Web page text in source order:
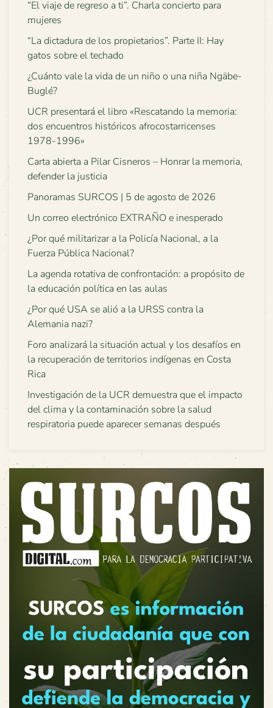
“El viaje de regreso a ti”. Charla concierto para
mujeres
“La dictadura de los propietarios”. Parte II: Hay
gatos sobre el techado
¿Cuánto vale la vida de un niño o una niña Ngäbe-
Buglé?
UCR presentará el libro «Rescatando la memoria:
dos encuentros históricos afrocostarricenses
1978-1996»
Carta abierta a Pilar Cisneros – Honrar la memoria,
defender la justicia
Panoramas SURCOS | 5 de agosto de 2026
Un correo electrónico EXTRAÑO e inesperado
¿Por qué militarizar a la Policía Nacional, a la
Fuerza Pública Nacional?
La agenda rotativa de confrontación: a propósito de
la educación política en las aulas
¿Por qué USA se alió a la URSS contra la
Alemania nazi?
Foro analizará la situación actual y los desafíos en
la recuperación de territorios indígenas en Costa
Rica
Investigación de la UCR demuestra que el impacto
del clima y la contaminación sobre la salud
respiratoria puede aparecer semanas después